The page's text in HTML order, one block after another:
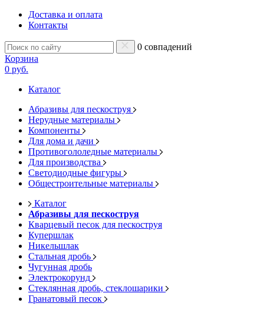
Доставка и оплата
Контакты
0 совпадений
Корзина
0 руб.
Каталог
Абразивы для пескоструя
Нерудные материалы
Компоненты
Для дома и дачи
Противогололедные материалы
Для производства
Светодиодные фигуры
Общестроительные материалы
Каталог
Абразивы для пескоструя
Кварцевый песок для пескоструя
Купершлак
Никельшлак
Стальная дробь
Чугунная дробь
Электрокорунд
Стеклянная дробь, стеклошарики
Гранатовый песок